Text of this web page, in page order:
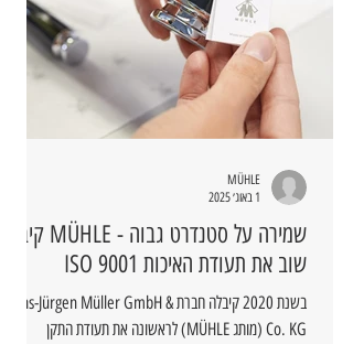
שמירה על סטנדרט גבוה - MÜHLE קיבלה
שוב את תעודת האיכות ISO 9001
בשנת 2020 קיבלה חברת Hans-Jürgen Müller GmbH &
Co. KG (מותג MÜHLE) לראשונה את תעודת התקן
MÜHLE
1 באוג׳ 2025